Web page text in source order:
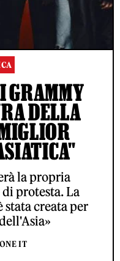
GRAMMY
DELLA
la propria
protesta. La
stata creata per
IT